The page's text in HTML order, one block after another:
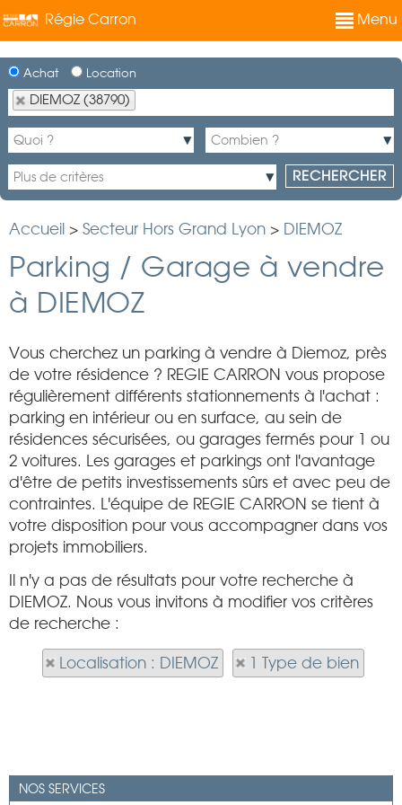
Régie Carron Menu
Achat Location
DIEMOZ (38790)
Accueil > Secteur Hors Grand Lyon > DIEMOZ
Parking / Garage à vendre
à DIEMOZ
Vous cherchez un parking à vendre à Diemoz, près
de votre résidence ? REGIE CARRON vous propose
régulièrement différents stationnements à l'achat :
parking en intérieur ou en surface, au sein de
résidences sécurisées, ou garages fermés pour 1 ou
2 voitures. Les garages et parkings ont l'avantage
d'être de petits investissements sûrs et avec peu de
contraintes. L'équipe de REGIE CARRON se tient à
votre disposition pour vous accompagner dans vos
projets immobiliers.
Il n'y a pas de résultats pour votre recherche à
DIEMOZ. Nous vous invitons à modifier vos critères
de recherche :
Localisation : DIEMOZ 1 Type de bien
NOS SERVICES